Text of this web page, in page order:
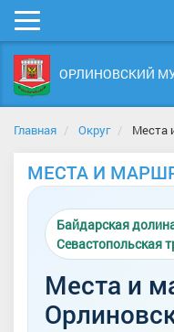
Мобильное
меню
ОРЛИНОВСКИЙ
Главная Округ Места
МЕСТА И
Байдарская
Севастопольская
Места и